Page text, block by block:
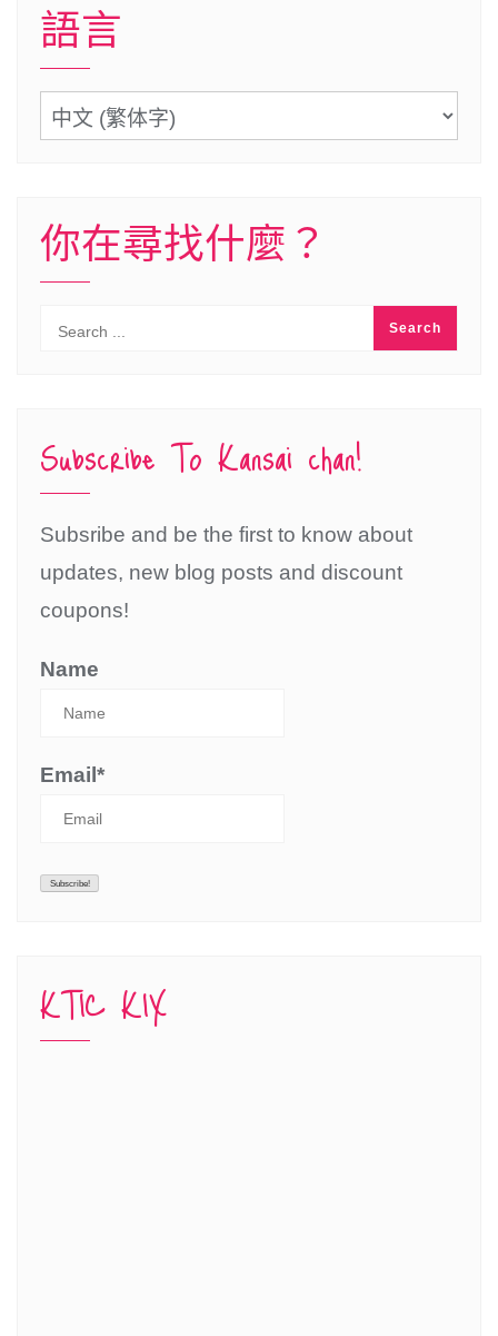
語言
語
言
你在尋找什麼？
Subscribe To Kansai chan!
Subsribe and be the first to know about
updates, new blog posts and discount
coupons!
Name
Email*
KTIC KIX